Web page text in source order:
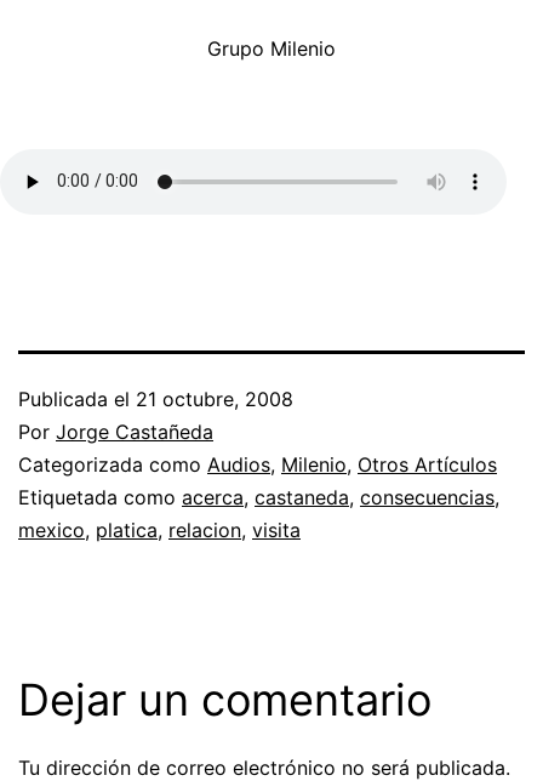
Grupo Milenio
Publicada el 21 octubre, 2008
Por Jorge Castañeda
Categorizada como Audios, Milenio, Otros Artículos
Etiquetada como acerca, castaneda, consecuencias,
mexico, platica, relacion, visita
Dejar un comentario
Tu dirección de correo electrónico no será publicada.